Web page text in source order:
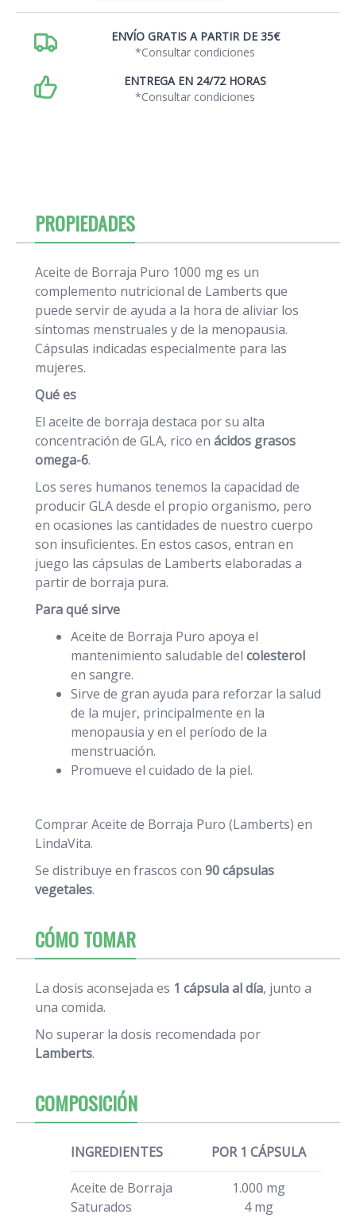
ENVÍO GRATIS A PARTIR DE 35€
*Consultar condiciones
ENTREGA EN 24/72 HORAS
*Consultar condiciones
PROPIEDADES
Aceite de Borraja Puro 1000 mg es un
complemento nutricional de Lamberts que
puede servir de ayuda a la hora de aliviar los
síntomas menstruales y de la menopausia.
Cápsulas indicadas especialmente para las
mujeres.
Qué es
El aceite de borraja destaca por su alta
concentración de GLA, rico en ácidos grasos
omega-6.
Los seres humanos tenemos la capacidad de
producir GLA desde el propio organismo, pero
en ocasiones las cantidades de nuestro cuerpo
son insuficientes. En estos casos, entran en
juego las cápsulas de Lamberts elaboradas a
partir de borraja pura.
Para qué sirve
Aceite de Borraja Puro apoya el
mantenimiento saludable del colesterol
en sangre.
Sirve de gran ayuda para reforzar la salud
de la mujer, principalmente en la
menopausia y en el período de la
menstruación.
Promueve el cuidado de la piel.
Comprar Aceite de Borraja Puro (Lamberts) en
LindaVita.
Se distribuye en frascos con 90 cápsulas
vegetales.
CÓMO TOMAR
La dosis aconsejada es 1 cápsula al día, junto a
una comida.
No superar la dosis recomendada por
Lamberts.
COMPOSICIÓN
INGREDIENTES POR 1 CÁPSULA
Aceite de Borraja
Saturados
1.000 mg
4 mg